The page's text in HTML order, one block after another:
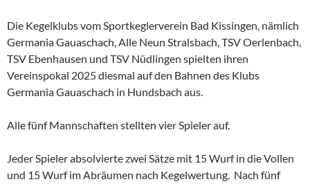
Die Kegelklubs vom Sportkeglerverein Bad Kissingen, nämlich
Germania Gauaschach, Alle Neun Stralsbach, TSV Oerlenbach,
TSV Ebenhausen und TSV Nüdlingen spielten ihren
Vereinspokal 2025 diesmal auf den Bahnen des Klubs
Germania Gauaschach in Hundsbach aus.
Alle fünf Mannschaften stellten vier Spieler auf.
Jeder Spieler absolvierte zwei Sätze mit 15 Wurf in die Vollen
und 15 Wurf im Abräumen nach Kegelwertung. Nach fünf